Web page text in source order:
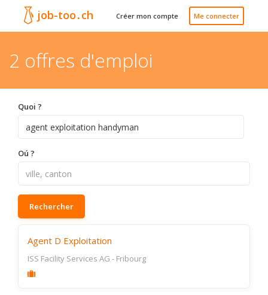
job-too.ch Créer mon compte Me connecter
2 offres d'emploi
Quoi ?
Oú ?
Rechercher
Agent D Exploitation
ISS Facility Services AG - Fribourg